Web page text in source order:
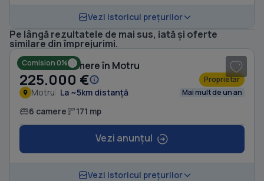
Vezi istoricul prețurilor
Pe lângă rezultatele de mai sus, iată și oferte
similare din împrejurimi.
Comision 0%
Casă cu 6 camere în Motru
225.000 € Proprietar
Motru La ~5km distanță Mai mult de un an
6 camere 171 mp
Vezi anunțul
Vezi istoricul prețurilor